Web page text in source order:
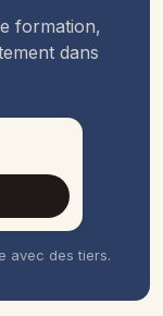
formation,
dans
avec des tiers.